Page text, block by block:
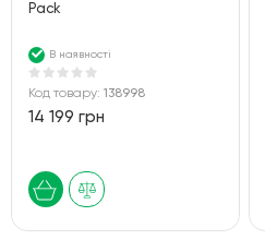
Pack
В наявності
Код товару: 138998
14 199 грн